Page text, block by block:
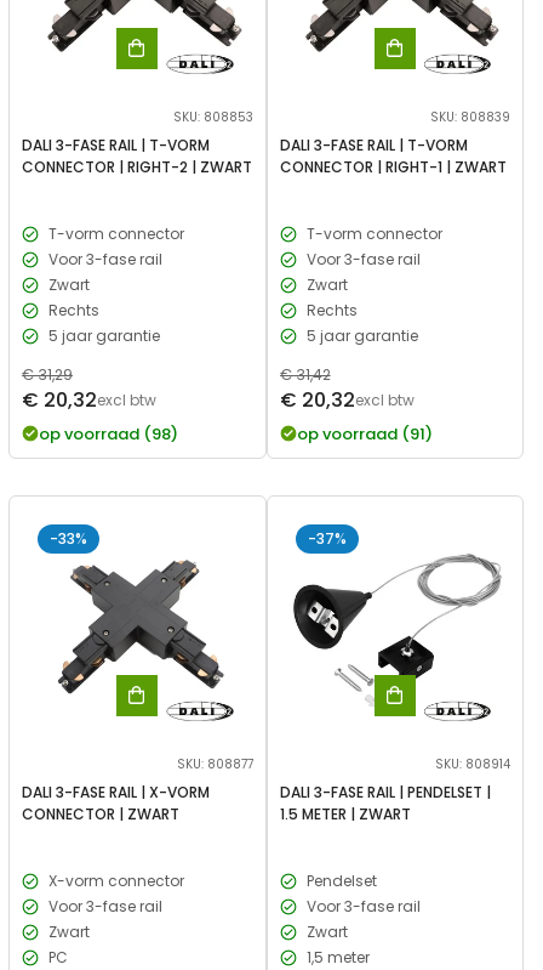
SKU: 808853
DALI 3-FASE RAIL | T-VORM
CONNECTOR | RIGHT-2 | ZWART
T-vorm connector
Voor 3-fase rail
Zwart
Rechts
5 jaar garantie
Verkoopprijs
Normale
prijs
€ 31,29
€ 20,32excl btw
op voorraad (98)
SKU: 808839
DALI 3-FASE RAIL | T-VORM
CONNECTOR | RIGHT-1 | ZWART
T-vorm connector
Voor 3-fase rail
Zwart
Rechts
5 jaar garantie
Verkoopprijs
Normale
prijs
€ 31,42
€ 20,32excl btw
op voorraad (91)
-33%
SKU: 808877
DALI 3-FASE RAIL | X-VORM
CONNECTOR | ZWART
X-vorm connector
Voor 3-fase rail
Zwart
PC
-37%
SKU: 808914
DALI 3-FASE RAIL | PENDELSET |
1.5 METER | ZWART
Pendelset
Voor 3-fase rail
Zwart
1,5 meter